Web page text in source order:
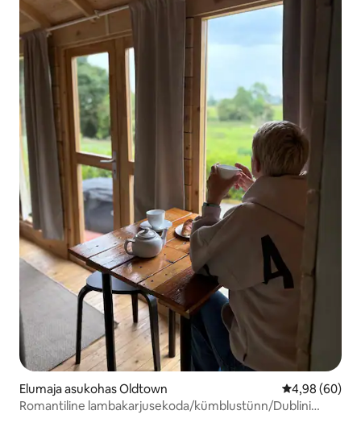
Elumaja asukohas Oldtown Keskmine
4,98 (60)
Romantiline lambakarjusekoda/kümblustünn/Dublini